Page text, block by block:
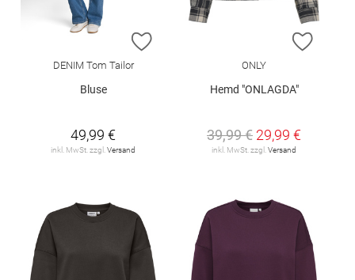
ZUR WUNSCHLISTE HINZUFÜGEN
DENIM Tom Tailor
Bluse
49,99 €
inkl. MwSt. zzgl. Versand
ZUR
ONLY
Hemd "ONLAGDA"
39,99 € 29,99 €
inkl. MwSt. zzgl. Versand